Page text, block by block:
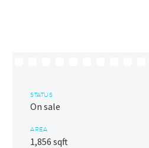
STATUS
On sale
AREA
1,856 sqft